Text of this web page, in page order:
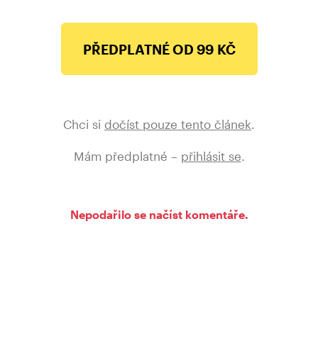
PŘEDPLATNÉ OD 99 KČ
Chci si dočíst pouze tento článek.
Mám předplatné – přihlásit se.
Nepodařilo se načíst komentáře.